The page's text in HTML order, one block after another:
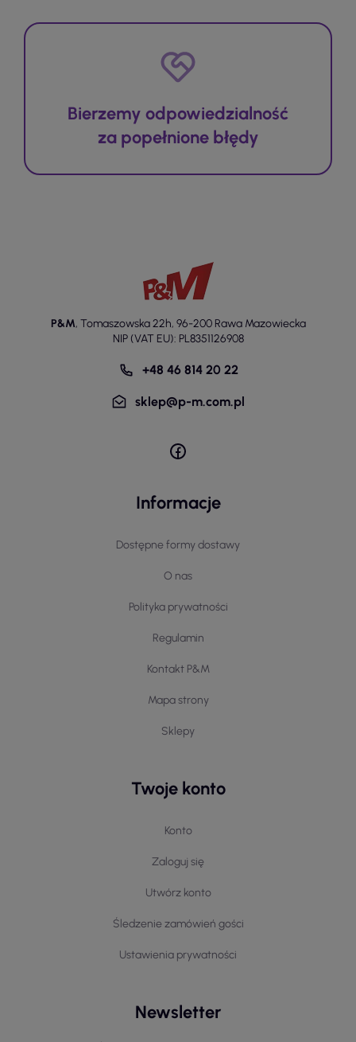
Bierzemy odpowiedzialność
za popełnione błędy
P&M, Tomaszowska 22h, 96-200 Rawa Mazowiecka
NIP (VAT EU): PL8351126908
+48 46 814 20 22
sklep@p-m.com.pl
Informacje
Dostępne formy dostawy
O nas
Polityka prywatności
Regulamin
Kontakt P&M
Mapa strony
Sklepy
Twoje konto
Konto
Zaloguj się
Utwórz konto
Śledzenie zamówień gości
Ustawienia prywatności
Newsletter